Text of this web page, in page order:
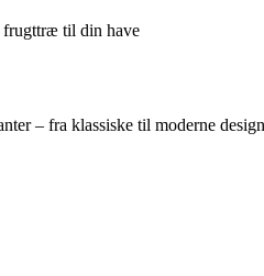
frugttræ til din have
– fra klassiske til moderne